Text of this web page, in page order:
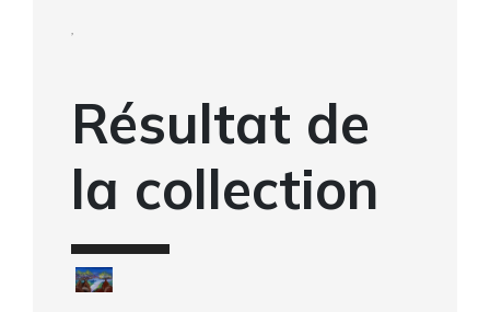
,
Résultat de
la collection